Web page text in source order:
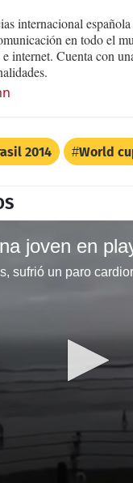
internacional
en todo el
internet. Cuenta con
2014 World
joven en